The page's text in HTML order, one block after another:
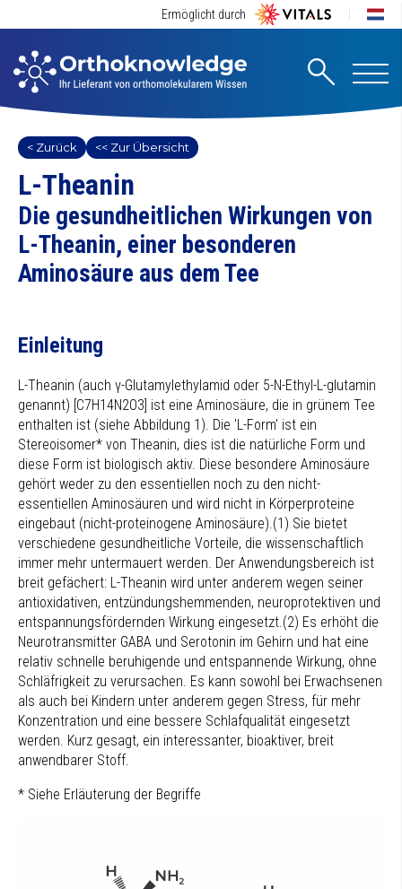
Ermöglicht durch
< Zurück << Zur Übersicht
L-Theanin
Die gesundheitlichen Wirkungen von
L-Theanin, einer besonderen
Aminosäure aus dem Tee
Einleitung
L-Theanin (auch γ-Glutamylethylamid oder 5-N-Ethyl-L-glutamin
genannt) [C7H14N2O3] ist eine Aminosäure, die in grünem Tee
enthalten ist (siehe Abbildung 1). Die 'L-Form' ist ein
Stereoisomer* von Theanin, dies ist die natürliche Form und
diese Form ist biologisch aktiv. Diese besondere Aminosäure
gehört weder zu den essentiellen noch zu den nicht-
essentiellen Aminosäuren und wird nicht in Körperproteine
eingebaut (nicht-proteinogene Aminosäure).(1) Sie bietet
verschiedene gesundheitliche Vorteile, die wissenschaftlich
immer mehr untermauert werden. Der Anwendungsbereich ist
breit gefächert: L-Theanin wird unter anderem wegen seiner
antioxidativen, entzündungshemmenden, neuroprotektiven und
entspannungsfördernden Wirkung eingesetzt.(2) Es erhöht die
Neurotransmitter GABA und Serotonin im Gehirn und hat eine
relativ schnelle beruhigende und entspannende Wirkung, ohne
Schläfrigkeit zu verursachen. Es kann sowohl bei Erwachsenen
als auch bei Kindern unter anderem gegen Stress, für mehr
Konzentration und eine bessere Schlafqualität eingesetzt
werden. Kurz gesagt, ein interessanter, bioaktiver, breit
anwendbarer Stoff.
* Siehe Erläuterung der Begriffe